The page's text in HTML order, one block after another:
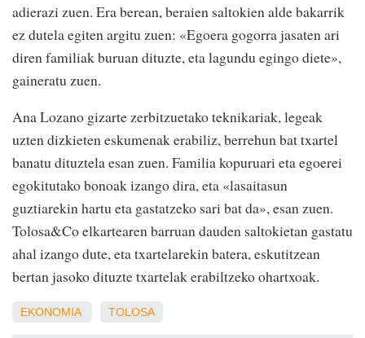
adierazi zuen. Era berean, beraien saltokien alde bakarrik
ez dutela egiten argitu zuen: «Egoera gogorra jasaten ari
diren familiak buruan dituzte, eta lagundu egingo diete»,
gaineratu zuen.
Ana Lozano gizarte zerbitzuetako teknikariak, legeak
uzten dizkieten eskumenak erabiliz, berrehun bat txartel
banatu dituztela esan zuen. Familia kopuruari eta egoerei
egokitutako bonoak izango dira, eta «lasaitasun
guztiarekin hartu eta gastatzeko sari bat da», esan zuen.
Tolosa&Co elkartearen barruan dauden saltokietan gastatu
ahal izango dute, eta txartelarekin batera, eskutitzean
bertan jasoko dituzte txartelak erabiltzeko ohartxoak.
EKONOMIA TOLOSA